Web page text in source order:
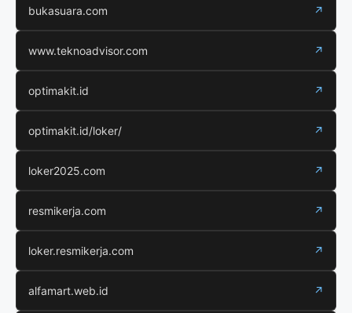
bukasuara.com ↗
www.teknoadvisor.com ↗
optimakit.id ↗
optimakit.id/loker/ ↗
loker2025.com ↗
resmikerja.com ↗
loker.resmikerja.com ↗
alfamart.web.id ↗